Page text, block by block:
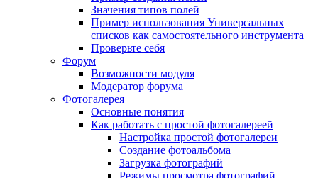
Значения типов полей
Пример использования Универсальных
списков как самостоятельного инструмента
Проверьте себя
Форум
Возможности модуля
Модератор форума
Фотогалерея
Основные понятия
Как работать с простой фотогалереей
Настройка простой фотогалереи
Создание фотоальбома
Загрузка фотографий
Режимы просмотра фотографий